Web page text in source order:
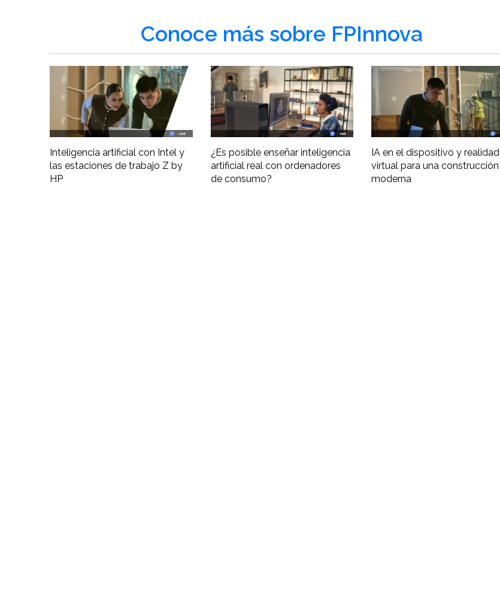
Conoce más sobre FPInnova
Inteligencia artificial con Intel y
las estaciones de trabajo Z by
HP
¿Es posible enseñar inteligencia
artificial real con ordenadores
de consumo?
IA en el dispositivo y realidad
virtual para una construcción
moderna